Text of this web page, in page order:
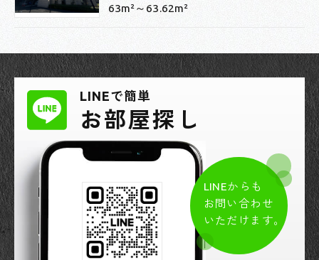
63m²～63.62m²
LINEで簡単
お部屋探し
LINEからも
お問い合わせ
いただけます。